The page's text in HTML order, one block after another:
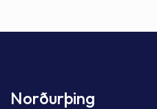
Norðurþing